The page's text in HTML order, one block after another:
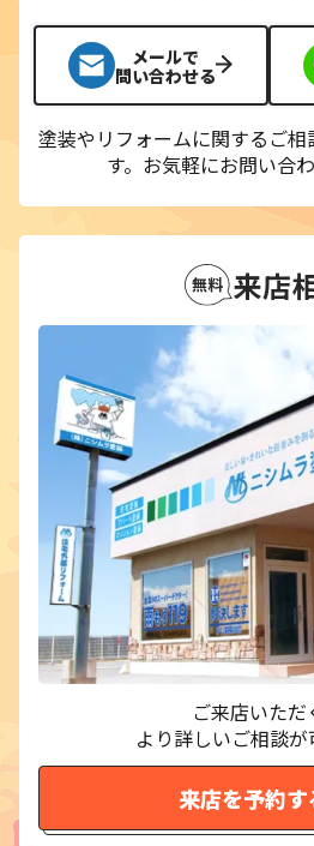
メールで
問い合わせる
塗装やリフォームに関するご
す。 お気軽にお問い合
来店
ご来店いただ
より詳しいご相談が
来店を予約す